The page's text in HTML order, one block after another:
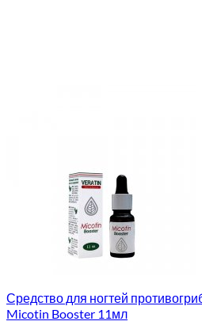
Средство для ногтей
Micotin Booster 11мл